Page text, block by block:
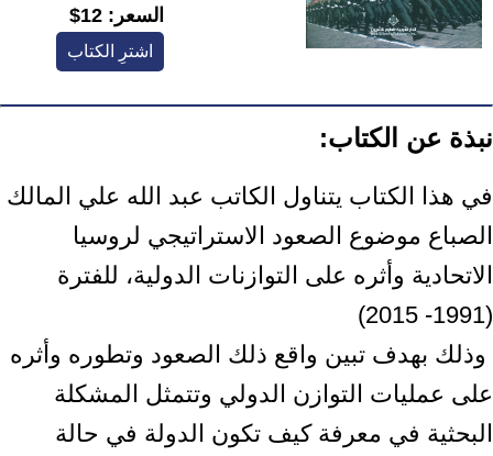
السعر: 12$
اشترِ الكتاب
نبذة عن الكتاب:
في هذا الكتاب يتناول الكاتب عبد الله علي المالك
الصباع موضوع الصعود الاستراتيجي ‏لروسيا
الاتحادية وأثره على التوازنات الدولية، للفترة
(1991- 2015)‏ ‎
‎ وذلك بهدف تبين واقع ذلك الصعود وتطوره وأثره
على عمليات التوازن الدولي وتتمثل ‏المشكلة
البحثية في معرفة كيف تكون الدولة في حالة